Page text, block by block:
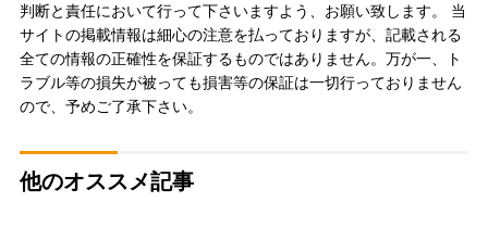
判断と責任において行って下さいますよう、お願い致します。 当
サイトの掲載情報は細心の注意を払っておりますが、記載される
全ての情報の正確性を保証するものではありません。万が一、ト
ラブル等の損失が被っても損害等の保証は一切行っておりません
ので、予めご了承下さい。
他のオススメ記事